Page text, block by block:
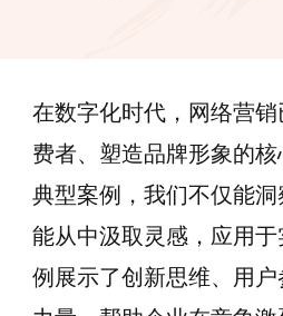
在数字化时代，网络营
费者、塑造品牌形象的
典型案例，我们不仅能
能从中汲取灵感，应用
例展示了创新思维、用